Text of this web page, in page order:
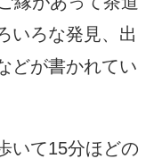
いろな発見、出
どが書かれてい
いて15分ほどの